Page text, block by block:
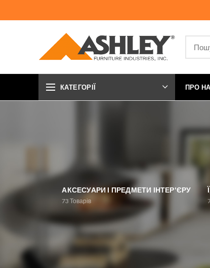
КАТЕГОРІЇ ПРО
АКСЕСУАРИ І ПРЕДМЕТИ ІНТЕР'ЄРУ
73 Товарів